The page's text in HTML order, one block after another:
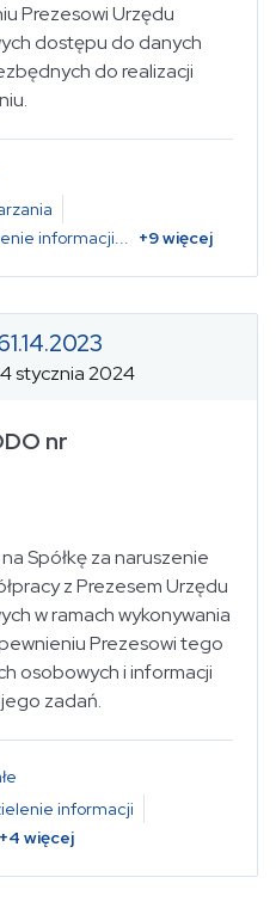
Prezesowi Urzędu
dostępu do danych
do realizacji
informacji... +9więcej
stycznia 2024
nr
Spółkę za naruszenie
z Prezesem Urzędu
w ramach wykonywania
Prezesowi tego
osobowych i informacji
zadań.
informacji
+4 więcej